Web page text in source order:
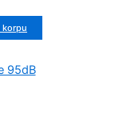
korpu